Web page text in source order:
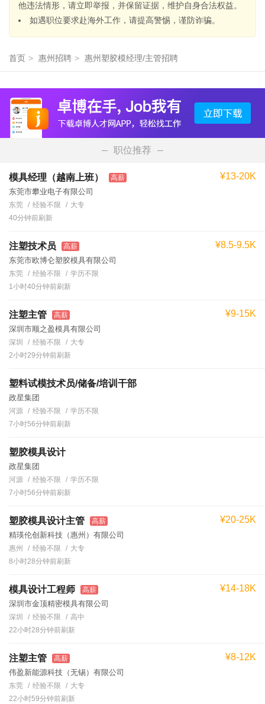
他违法情形，请立即举报，并保留证据，维护自身合法权益。
如遇职位要求赴海外工作，请提高警惕，谨防诈骗。
首页 > 惠州招聘 > 惠州塑胶模经理/主管招聘
职位推荐
模具经理（越南上班） 高薪
东莞市攀业电子有限公司
¥13-20K
东莞 经验不限
大专
40分钟前刷新
注塑技术员 高薪
东莞市欧博仑塑胶模具有限公司
¥8.5-9.5K
东莞 经验不限
学历不限
1小时40分钟前刷新
注塑主管 高薪
深圳市顺之盈模具有限公司
¥9-15K
深圳 经验不限
大专
2小时29分钟前刷新
塑料试模技术员/储备/培训干部
政星集团
河源 经验不限
学历不限
7小时56分钟前刷新
塑胶模具设计
政星集团
河源 经验不限
学历不限
7小时56分钟前刷新
塑胶模具设计主管 高薪
精瑛伦创新科技（惠州）有限公司
¥20-25K
惠州 经验不限
大专
8小时28分钟前刷新
模具设计工程师 高薪
深圳市金顶精密模具有限公司
¥14-18K
深圳 经验不限
高中
22小时28分钟前刷新
注塑主管 高薪
伟盈新能源科技（无锡）有限公司
¥8-12K
东莞 经验不限
大专
22小时59分钟前刷新